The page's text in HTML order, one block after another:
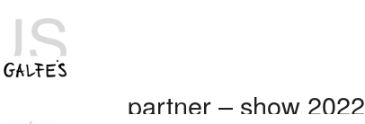
partner – show 2022